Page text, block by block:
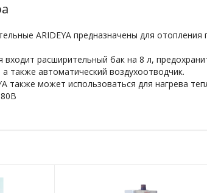
ARIDEYA предназначены для
входит расширительный бак на 8 л,
также автоматический воздухоотводчик.
также может использоваться для нагрева